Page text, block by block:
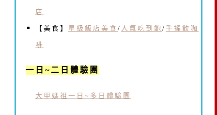
店
【美食】 星級飯店美食 / 人氣吃到飽 / 手搖飲咖
啡
一日~二日體驗團
大甲媽祖一日~多日體驗團